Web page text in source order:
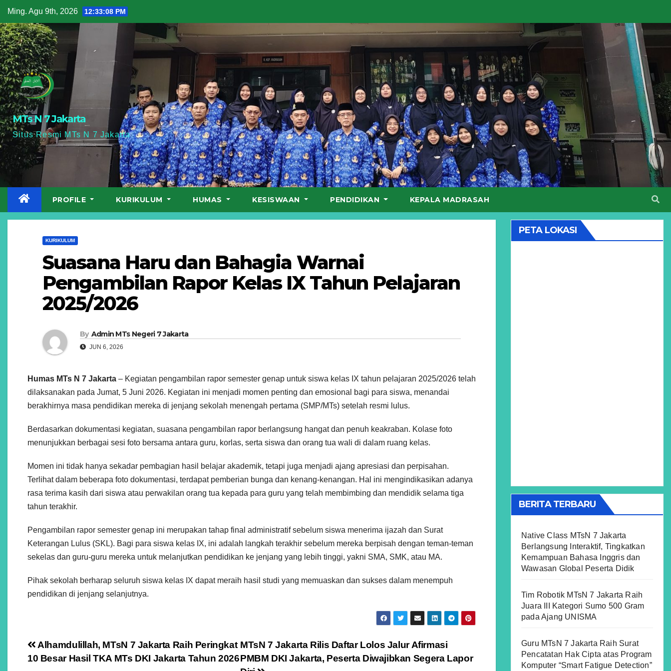
Skip
to
content
Ming. Agu 9th, 2026 12:33:09 PM
MTs N 7 Jakarta
Situs Resmi MTs N 7 Jakarta
PROFILE KURIKULUM HUMAS KESISWAAN PENDIDIKAN KEPALA MADRASAH
KURIKULUM
Suasana Haru dan Bahagia Warnai
Pengambilan Rapor Kelas IX Tahun Pelajaran
2025/2026
By Admin MTs Negeri 7 Jakarta
JUN 6, 2026
Humas MTs N 7 Jakarta – Kegiatan pengambilan rapor semester genap untuk siswa kelas IX tahun pelajaran 2025/2026 telah
dilaksanakan pada Jumat, 5 Juni 2026. Kegiatan ini menjadi momen penting dan emosional bagi para siswa, menandai
berakhirnya masa pendidikan mereka di jenjang sekolah menengah pertama (SMP/MTs) setelah resmi lulus.
Berdasarkan dokumentasi kegiatan, suasana pengambilan rapor berlangsung hangat dan penuh keakraban. Kolase foto
menunjukkan berbagai sesi foto bersama antara guru, korlas, serta siswa dan orang tua wali di dalam ruang kelas.
Momen ini tidak hanya sekadar pembagian hasil belajar akademik, tetapi juga menjadi ajang apresiasi dan perpisahan.
Terlihat dalam beberapa foto dokumentasi, terdapat pemberian bunga dan kenang-kenangan. Hal ini mengindikasikan adanya
rasa terima kasih dari siswa atau perwakilan orang tua kepada para guru yang telah membimbing dan mendidik selama tiga
tahun terakhir.
Pengambilan rapor semester genap ini merupakan tahap final administratif sebelum siswa menerima ijazah dan Surat
Keterangan Lulus (SKL). Bagi para siswa kelas IX, ini adalah langkah terakhir sebelum mereka berpisah dengan teman-teman
sekelas dan guru-guru mereka untuk melanjutkan pendidikan ke jenjang yang lebih tinggi, yakni SMA, SMK, atau MA.
Pihak sekolah berharap seluruh siswa kelas IX dapat meraih hasil studi yang memuaskan dan sukses dalam menempuh
pendidikan di jenjang selanjutnya.
Navigasi
MTsN 7 Jakarta Rilis Daftar Lolos Jalur Afirmasi
PMBM DKI Jakarta, Peserta Diwajibkan Segera Lapor
Alhamdulillah, MTsN 7 Jakarta Raih Peringkat
10 Besar Hasil TKA MTs DKI Jakarta Tahun 2026
PETA LOKASI
BERITA TERBARU
Native Class MTsN 7 Jakarta
Berlangsung Interaktif, Tingkatkan
Kemampuan Bahasa Inggris dan
Wawasan Global Peserta Didik
Tim Robotik MTsN 7 Jakarta Raih
Juara III Kategori Sumo 500 Gram
pada Ajang UNISMA
Guru MTsN 7 Jakarta Raih Surat
Pencatatan Hak Cipta atas Program
Komputer “Smart Fatigue Detection”